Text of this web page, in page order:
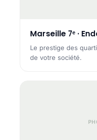
Marseille 7ᵉ ·
Le prestige des
de votre société.